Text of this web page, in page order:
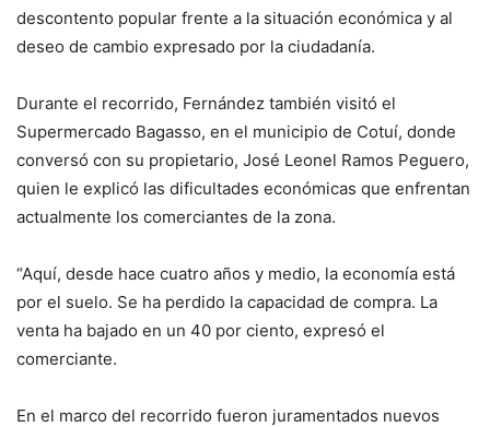
descontento popular frente a la situación económica y al
deseo de cambio expresado por la ciudadanía.
Durante el recorrido, Fernández también visitó el
Supermercado Bagasso, en el municipio de Cotuí, donde
conversó con su propietario, José Leonel Ramos Peguero,
quien le explicó las dificultades económicas que enfrentan
actualmente los comerciantes de la zona.
“Aquí, desde hace cuatro años y medio, la economía está
por el suelo. Se ha perdido la capacidad de compra. La
venta ha bajado en un 40 por ciento, expresó el
comerciante.
En el marco del recorrido fueron juramentados nuevos